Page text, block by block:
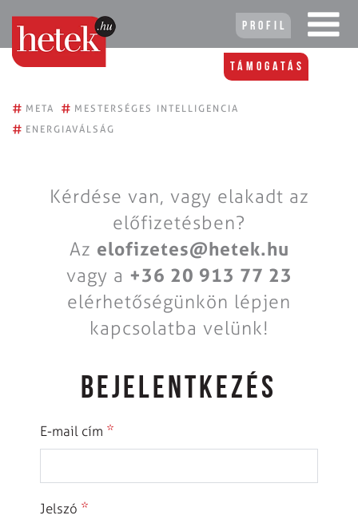
Profil
Támogatás
# META # MESTERSÉGES INTELLIGENCIA
# ENERGIAVÁLSÁG
Kérdése van, vagy elakadt az
előfizetésben?
Az elofizetes@hetek.hu
vagy a +36 20 913 77 23
elérhetőségünkön lépjen
kapcsolatba velünk!
BEJELENTKEZÉS
E-mail cím *
Jelszó *